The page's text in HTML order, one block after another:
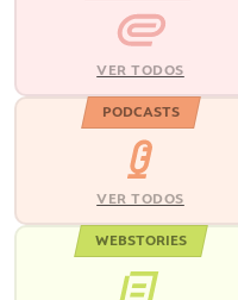
VER TODOS
PODCASTS
VER TODOS
WEBSTORIES